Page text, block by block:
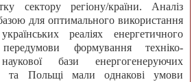
сектору регіону/країни. Аналіз
для оптимального використання
реаліях енергетичного
формування техніко-
бази енергогенеруючих
та Польщі мали однакові умови